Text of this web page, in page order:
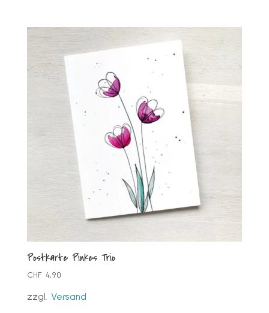
Postkarte Pinkes Trio
CHF 4,90
zzgl. Versand